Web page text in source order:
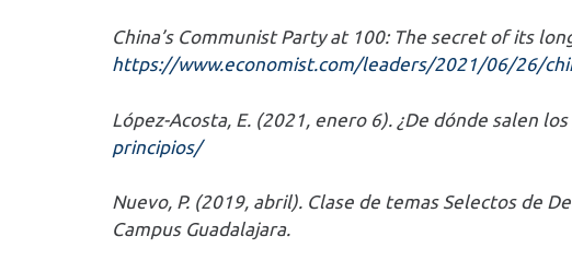
China’s Communist Party at 100: The secret of its
https://www.economist.com/leaders/2021/06/26/
López-Acosta, E. (2021, enero 6). ¿De dónde salen
principios/
Nuevo, P. (2019, abril). Clase de temas Selectos de
Campus Guadalajara.